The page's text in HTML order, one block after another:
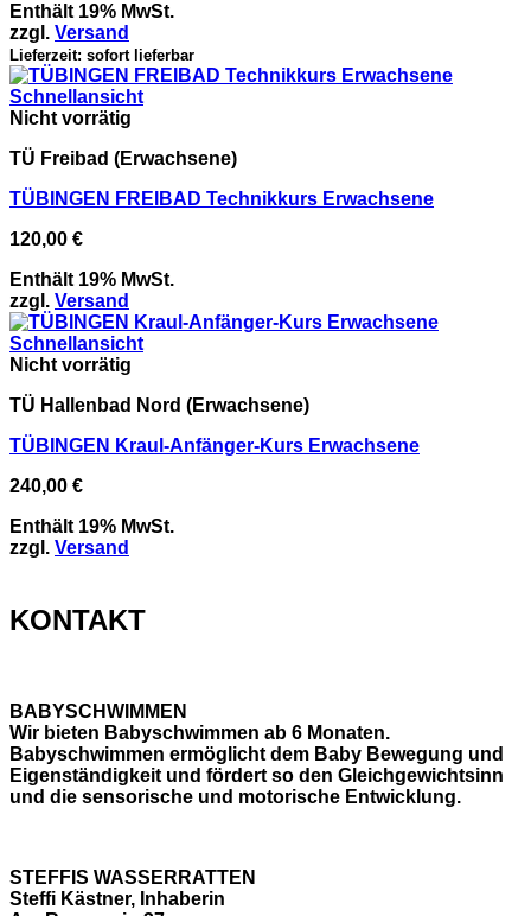
Enthält 19% MwSt.
zzgl. Versand
Lieferzeit: sofort lieferbar
Schnellansicht
Nicht vorrätig
TÜ Freibad (Erwachsene)
TÜBINGEN FREIBAD Technikkurs Erwachsene​
120,00 €
Enthält 19% MwSt.
zzgl. Versand
Schnellansicht
Nicht vorrätig
TÜ Hallenbad Nord (Erwachsene)
TÜBINGEN Kraul-Anfänger-Kurs Erwachsene​
240,00 €
Enthält 19% MwSt.
zzgl. Versand
KONTAKT
BABYSCHWIMMEN
Wir bieten Babyschwimmen ab 6 Monaten.
Babyschwimmen ermöglicht dem Baby Bewegung und
Eigenständigkeit und fördert so den Gleichgewichtsinn
und die sensorische und motorische Entwicklung.
STEFFIS WASSERRATTEN
Steffi Kästner, Inhaberin